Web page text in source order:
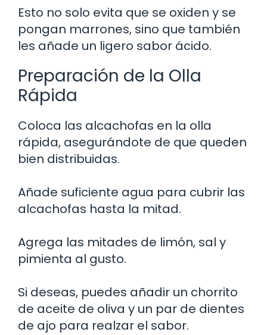
Esto no solo evita que se oxiden y se
pongan marrones, sino que también
les añade un ligero sabor ácido.
Preparación de la Olla
Rápida
Coloca las alcachofas en la olla
rápida, asegurándote de que queden
bien distribuidas.
Añade suficiente agua para cubrir las
alcachofas hasta la mitad.
Agrega las mitades de limón, sal y
pimienta al gusto.
Si deseas, puedes añadir un chorrito
de aceite de oliva y un par de dientes
de ajo para realzar el sabor.